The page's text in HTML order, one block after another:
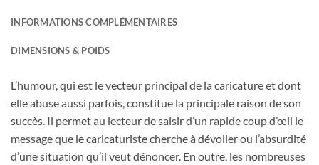
INFORMATIONS COMPLÉMENTAIRES
DIMENSIONS & POIDS
L’humour, qui est le vecteur principal de la caricature et dont
elle abuse aussi parfois, constitue la principale raison de son
succès. Il permet au lecteur de saisir d’un rapide coup d’œil le
message que le caricaturiste cherche à dévoiler ou l’absurdité
d’une situation qu’il veut dénoncer. En outre, les nombreuses